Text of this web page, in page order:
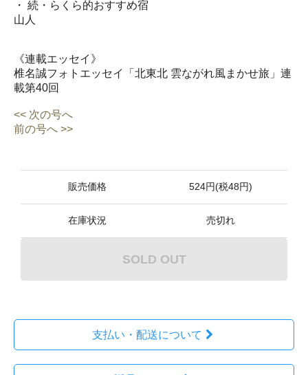
・ 続・らくら的おすすめ宿
山人
《連載エッセイ》
椎名誠フォトエッセイ「北東北 雲ながれ風まかせ旅」連
載第40回
<< 次の号へ
前の号へ >>
販売価格 524円(税48円)
在庫状況 売切れ
SOLD OUT
支払い・配送について